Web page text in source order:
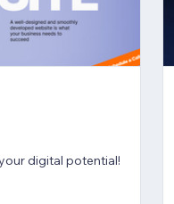
digital potential!